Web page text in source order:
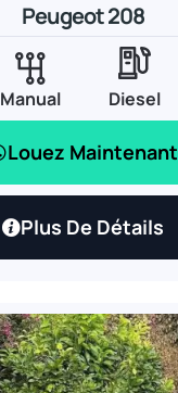
Peugeot 208
Manual Diesel
Louez Maintenant
Plus De Détails